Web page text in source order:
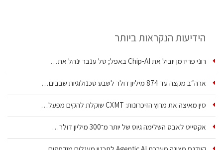
הידיעות הנקראות ביותר
רוני פרידמן יוביל את Chip‑AI באפל; טל ענבר ינהל את…
ארה״ב מקצה עד 874 מיליון דולר לשבע טכנולוגיות שבבים…
סין מאיצה את מרוץ הזיכרונות: CXMT שוקלת להקים מפעל…
אקסייט לאבס השלימה גיוס של יותר מ־300 מיליון דולר…